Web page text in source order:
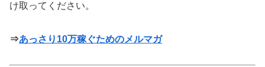
け取ってください。
⇒あっさり10万稼ぐためのメルマガ